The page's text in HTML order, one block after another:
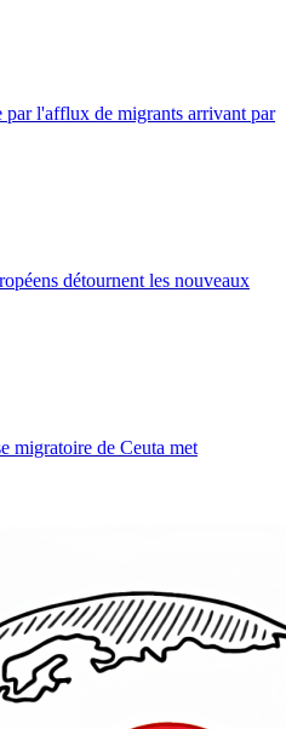
par l'afflux de migrants arrivant par
détournent les nouveaux
migratoire de Ceuta met